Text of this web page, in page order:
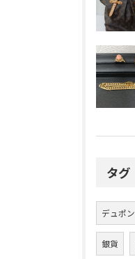
タグ
デュポン
銀貨